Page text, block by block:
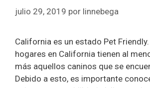
julio 29, 2019 por linnebega
California es un estado Pet
hogares en California tienen al
más aquellos caninos que se
Debido a esto, es importante